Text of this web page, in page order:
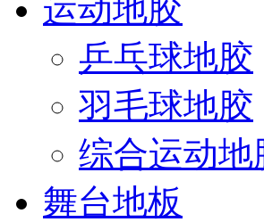
运动地胶
乒乓球地胶
羽毛球地胶
综合运动地
舞台地板